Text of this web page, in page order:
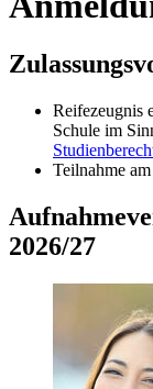
Reifezeugnis
Schule im
Teilnahme
2026/27